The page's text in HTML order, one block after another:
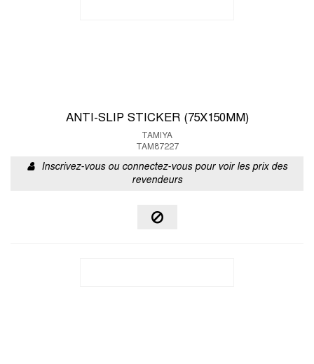
ANTI-SLIP STICKER (75X150MM)
TAMIYA
TAM87227
Inscrivez-vous ou connectez-vous pour voir les prix des
revendeurs